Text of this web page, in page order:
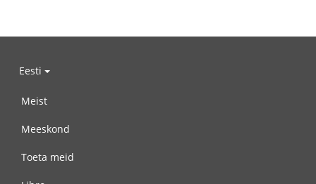
Eesti
Meist
Meeskond
Toeta meid